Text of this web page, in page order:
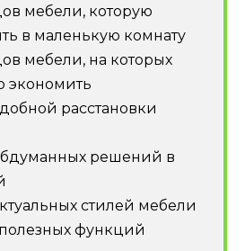
мебели, которую
в маленькую комнату
мебели, на которых
экономить
расстановки
решений в
стилей мебели
функций